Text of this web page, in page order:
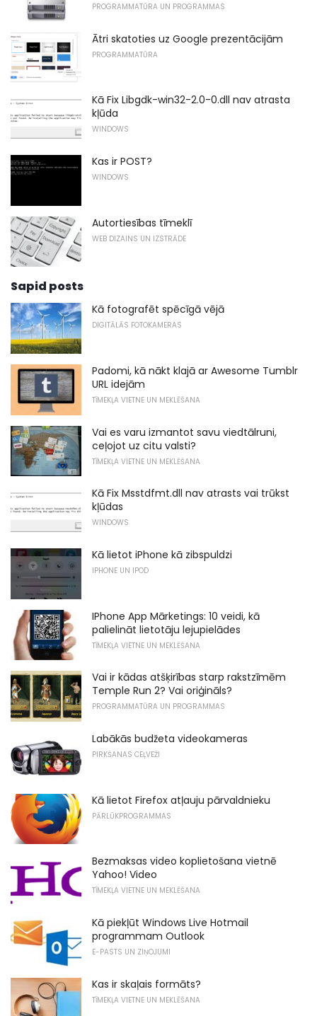
PROGRAMMATŪRA UN PROGRAMMAS
Ātri skatoties uz Google prezentācijām
PROGRAMMATŪRA
Kā Fix Libgdk-win32-2.0-0.dll nav atrasta
kļūda
WINDOWS
Kas ir POST?
WINDOWS
Autortiesības tīmeklī
WEB DIZAINS UN IZSTRĀDE
Sapid posts
Kā fotografēt spēcīgā vējā
DIGITĀLĀS FOTOKAMERAS
Padomi, kā nākt klajā ar Awesome Tumblr
URL idejām
TĪMEKĻA VIETNE UN MEKLĒŠANA
Vai es varu izmantot savu viedtālruni,
ceļojot uz citu valsti?
TĪMEKĻA VIETNE UN MEKLĒŠANA
Kā Fix Msstdfmt.dll nav atrasts vai trūkst
kļūdas
WINDOWS
Kā lietot iPhone kā zibspuldzi
IPHONE UN IPOD
IPhone App Mārketings: 10 veidi, kā
palielināt lietotāju lejupielādes
TĪMEKĻA VIETNE UN MEKLĒŠANA
Vai ir kādas atšķirības starp rakstzīmēm
Temple Run 2? Vai oriģināls?
PROGRAMMATŪRA UN PROGRAMMAS
Labākās budžeta videokameras
PIRKŠANAS CEĻVEŽI
Kā lietot Firefox atļauju pārvaldnieku
PĀRLŪKPROGRAMMAS
Bezmaksas video koplietošana vietnē
Yahoo! Video
TĪMEKĻA VIETNE UN MEKLĒŠANA
Kā piekļūt Windows Live Hotmail
programmam Outlook
E-PASTS UN ZIŅOJUMI
Kas ir skaļais formāts?
TĪMEKĻA VIETNE UN MEKLĒŠANA